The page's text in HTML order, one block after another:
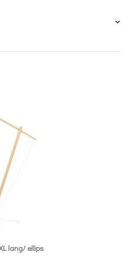
lang/ ellips